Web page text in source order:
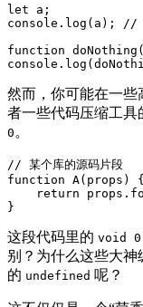
let a;
console.log(a); //
function
然而，你可能在一些
者一些代码压缩工具
0 。
// 某个库的源码片段
function A(props) {
return
}
这段代码里的 void 0
别？为什么这些大
的 undefined 呢？